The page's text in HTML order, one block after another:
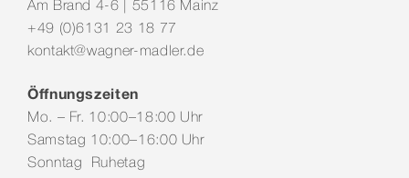
Wellendorff
Service & Leistungen
Am Brand 4-6 | 55116 Mainz
+49 (0)6131 23 18 77
kontakt@wagner-madler.de
Öffnungszeiten
Mo. – Fr. 10:00–18:00 Uhr
Samstag 10:00–16:00 Uhr
Sonntag Ruhetag